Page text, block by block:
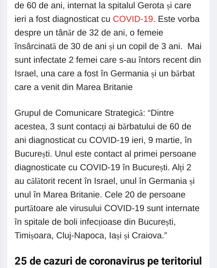
de 60 de ani, internat la spitalul Gerota și care
ieri a fost diagnosticat cu COVID-19. Este vorba
despre un tânăr de 32 de ani, o femeie
însârcinată de 30 de ani și un copil de 3 ani. Mai
sunt infectate 2 femei care s-au întors recent din
Israel, una care a fost în Germania și un bărbat
care a venit din Marea Britanie
Grupul de Comunicare Strategică: “Dintre
acestea, 3 sunt contacți ai bărbatului de 60 de
ani diagnosticat cu COVID-19 ieri, 9 martie, în
București. Unul este contact al primei persoane
diagnosticate cu COVID-19 în București. Alți 2
au călătorit recent în Israel, unul în Germania și
unul în Marea Britanie. Cele 20 de persoane
purtătoare ale virusului COVID-19 sunt internate
în spitale de boli infecțioase din București,
Timișoara, Cluj-Napoca, Iași și Craiova.”
25 de cazuri de coronavirus pe teritoriul